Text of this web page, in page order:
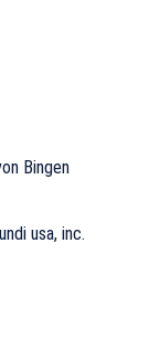
Bingen
usa, inc.